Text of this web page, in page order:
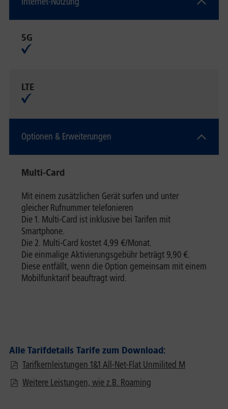
5G
LTE
Optionen & Erweiterungen
Multi-Card
Mit einem zusätzlichen Gerät surfen und unter
gleicher Rufnummer telefonieren
Die 1. Multi-Card ist inklusive bei Tarifen mit
Smartphone.
Die 2. Multi-Card kostet 4,99 €/Monat.
Die einmalige Aktivierungsgebühr beträgt 9,90 €.
Diese entfällt, wenn die Option gemeinsam mit einem
Mobilfunktarif beauftragt wird.
Alle Tarifdetails Tarife zum Download:
Tarifkernleistungen 1&1 All-Net-Flat Unmilited M
Weitere Leistungen, wie z.B. Roaming